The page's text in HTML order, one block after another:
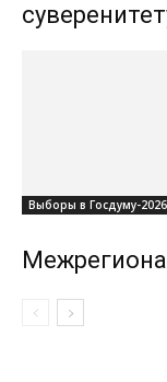
Выборы в Госдуму-2026